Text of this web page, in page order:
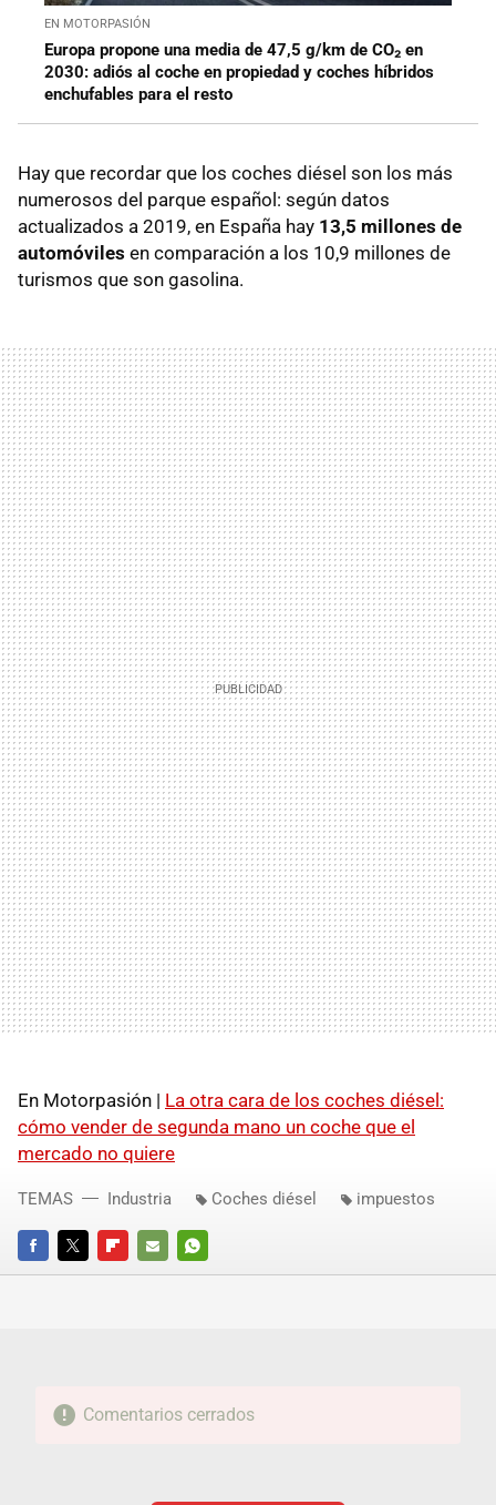
EN MOTORPASIÓN
Europa propone una media de 47,5 g/km de CO₂ en
2030: adiós al coche en propiedad y coches híbridos
enchufables para el resto
Hay que recordar que los coches diésel son los más
numerosos del parque español: según datos
actualizados a 2019, en España hay 13,5 millones de
automóviles en comparación a los 10,9 millones de
turismos que son gasolina.
En Motorpasión | La otra cara de los coches diésel:
cómo vender de segunda mano un coche que el
mercado no quiere
FACEBOOKTWITTERFLIPBOARD
E-
WHATSAPP
TEMAS Industria Coches diésel impuestos
Comentarios cerrados